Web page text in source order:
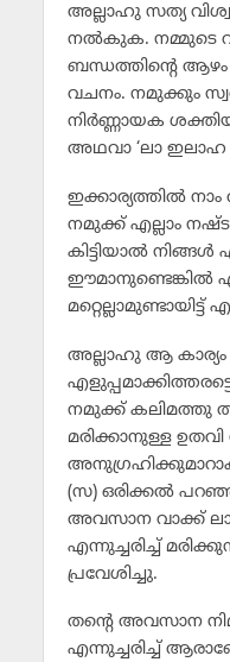
അല്ലാഹു സത്യ
നല്‍കുക. നമ്മുടെ
ബന്ധത്തിന്റെ
വചനം. നമുക്കും
നിര്‍ണ്ണായക
അഥവാ ‘ലാ ഇലാഹ
ഇക്കാര്യത്തില്‍
നമുക്ക് എല്ലാം
കിട്ടിയാല്‍ നിങ്ങള്‍
ഈമാനുണ്ടെങ്കില്‍
മറ്റെല്ലാമുണ്ടായിട്ട്
അല്ലാഹു ആ കാര്യം
നമുക്ക് കലിമത്തു
മരിക്കാനുള്ള
(സ) ഒരിക്കല്‍
അവസാന വാക്ക് ലാ
എന്നുച്ചരിച്ച്
പ്രവേശിച്ചു.
തന്റെ അവസാന
എന്നുച്ചരിച്ച്